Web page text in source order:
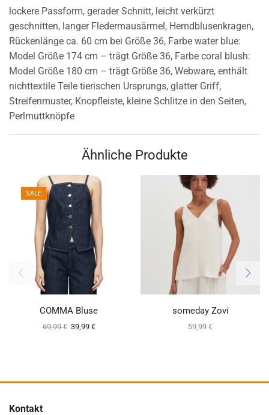
lockere Passform, gerader Schnitt, leicht verkürzt
geschnitten, langer Fledermausärmel, Hemdblusenkragen,
Rückenlänge ca. 60 cm bei Größe 36, Farbe water blue:
Model Größe 174 cm – trägt Größe 36, Farbe coral blush:
Model Größe 180 cm – trägt Größe 36, Webware, enthält
nichttextile Teile tierischen Ursprungs, glatter Griff,
Streifenmuster, Knopfleiste, kleine Schlitze in den Seiten,
Perlmuttknöpfe
Ähnliche Produkte
SALE
COMMA Bluse
69,99€ 39,99 €
someday Zovi
59,99 €
Kontakt